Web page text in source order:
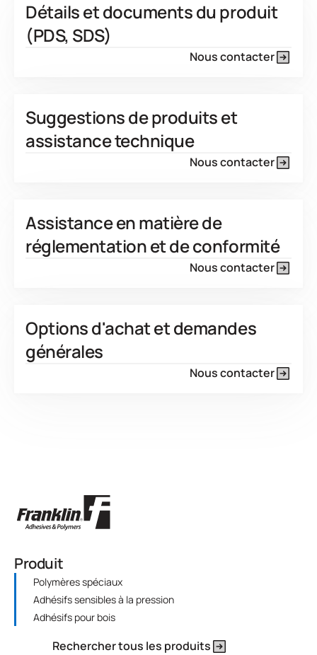
Détails et documents du produit
(PDS, SDS)
Nous contacter
Suggestions de produits et
assistance technique
Nous contacter
Assistance en matière de
réglementation et de conformité
Nous contacter
Options d'achat et demandes
générales
Nous contacter
Produit
Polymères spéciaux
Adhésifs sensibles à la pression
Adhésifs pour bois
Rechercher tous les produits